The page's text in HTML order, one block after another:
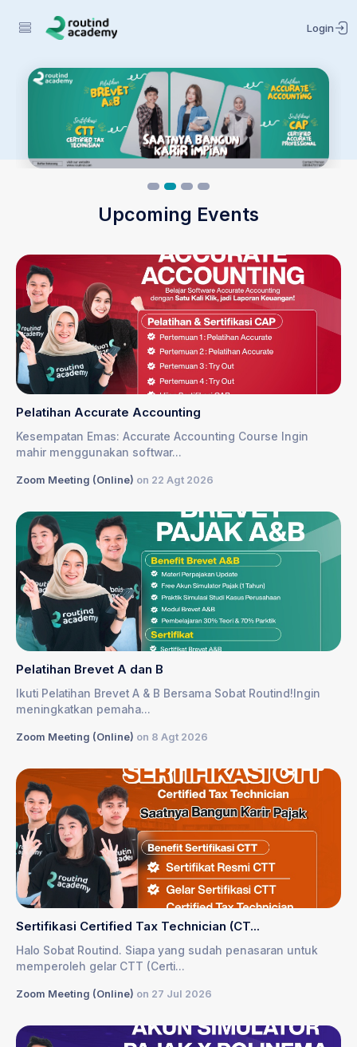
Login
Upcoming Events
Pelatihan Accurate Accounting
Kesempatan Emas: Accurate Accounting Course Ingin
mahir menggunakan softwar...
Zoom Meeting (Online) on 22 Agt 2026
Pelatihan Brevet A dan B
Ikuti Pelatihan Brevet A & B Bersama Sobat Routind!Ingin
meningkatkan pemaha...
Zoom Meeting (Online) on 8 Agt 2026
Sertifikasi Certified Tax Technician (CT...
Halo Sobat Routind. Siapa yang sudah penasaran untuk
memperoleh gelar CTT (Certi...
Zoom Meeting (Online) on 27 Jul 2026